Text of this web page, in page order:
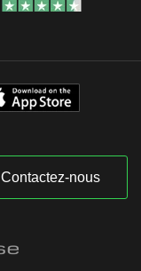
Contactez-nous